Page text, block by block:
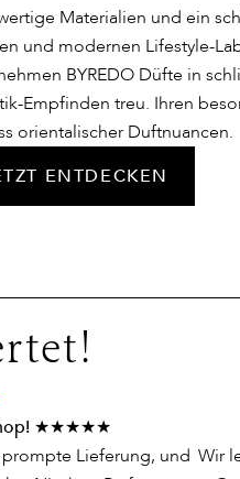
Materialien und ein
und modernen Lifestyle-
BYREDO Düfte in
Empfinden treu. Ihren
orientalischer Duftnuancen.
ENTDECKEN
★★★★★
Lieferung, und Wir